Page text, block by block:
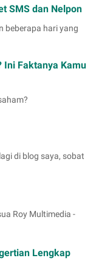
SMS dan Nelpon
beberapa hari yang
Ini Faktanya Kamu
di blog saya, sobat
Roy Multimedia -
Lengkap